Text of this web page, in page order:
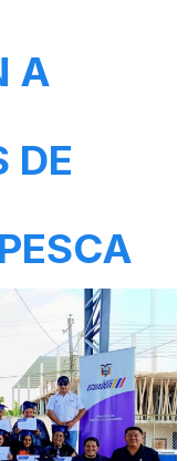
A
DE